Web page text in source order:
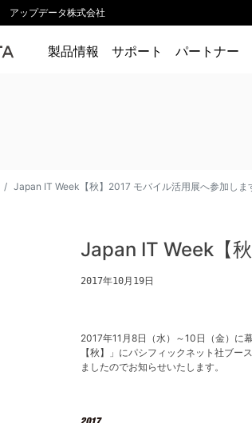
アップデータ株式会社
製品情報 サポート パートナー
Japan IT Week【秋】2017 モバイル活用展へ参加しま
Japan IT Week【
2017年10月19日
2017年11月8日（水）～10日（金）に
【秋】」にパシフィックネット社ブ
ましたのでお知らせいたします。